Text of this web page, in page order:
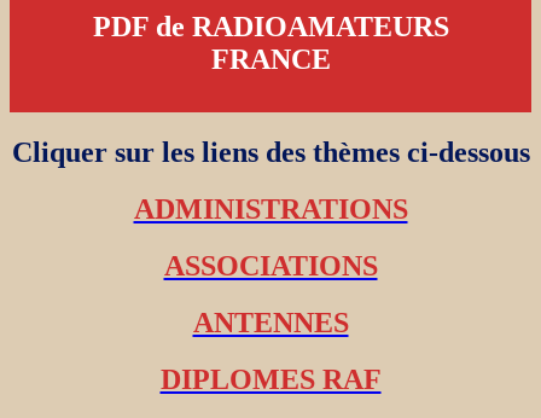
PDF de RADIOAMATEURS
FRANCE
Cliquer sur les liens des thèmes ci-dessous
ADMINISTRATIONS
ASSOCIATIONS
ANTENNES
DIPLOMES RAF